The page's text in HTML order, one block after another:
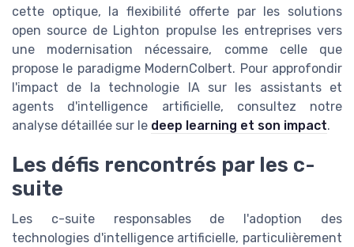
cette optique, la flexibilité offerte par les solutions
open source de Lighton propulse les entreprises vers
une modernisation nécessaire, comme celle que
propose le paradigme ModernColbert. Pour approfondir
l'impact de la technologie IA sur les assistants et
agents d'intelligence artificielle, consultez notre
analyse détaillée sur le deep learning et son impact.
Les défis rencontrés par les c-
suite
Les c-suite responsables de l'adoption des
technologies d'intelligence artificielle, particulièrement